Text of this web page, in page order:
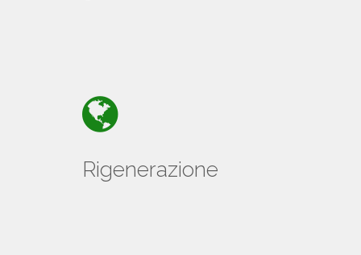
Rigenerazione